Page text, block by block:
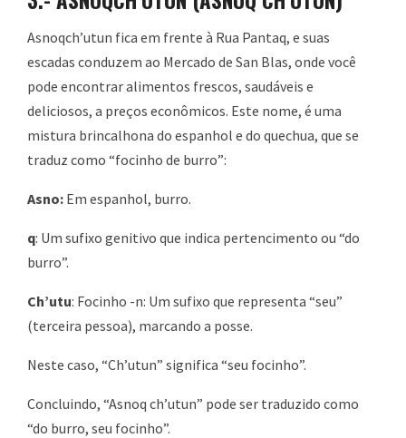
Asnoqch’utun fica em frente à Rua Pantaq, e suas
escadas conduzem ao Mercado de San Blas, onde você
pode encontrar alimentos frescos, saudáveis e
deliciosos, a preços econômicos. Este nome, é uma
mistura brincalhona do espanhol e do quechua, que se
traduz como “focinho de burro”:
Asno: Em espanhol, burro.
q: Um sufixo genitivo que indica pertencimento ou “do
burro”.
Ch’utu: Focinho -n: Um sufixo que representa “seu”
(terceira pessoa), marcando a posse.
Neste caso, “Ch’utun” significa “seu focinho”.
Concluindo, “Asnoq ch’utun” pode ser traduzido como
“do burro, seu focinho”.